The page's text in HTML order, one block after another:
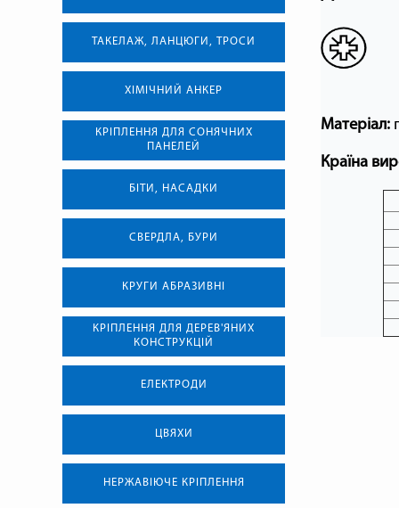
ТАКЕЛАЖ, ЛАНЦЮГИ, ТРОСИ
ХІМІЧНИЙ АНКЕР
КРІПЛЕННЯ ДЛЯ СОНЯЧНИХ
ПАНЕЛЕЙ
БІТИ, НАСАДКИ
СВЕРДЛА, БУРИ
КРУГИ АБРАЗИВНІ
КРІПЛЕННЯ ДЛЯ ДЕРЕВ'ЯНИХ
КОНСТРУКЦІЙ
ЕЛЕКТРОДИ
ЦВЯХИ
НЕРЖАВІЮЧЕ КРІПЛЕННЯ
Матеріал:
Країна